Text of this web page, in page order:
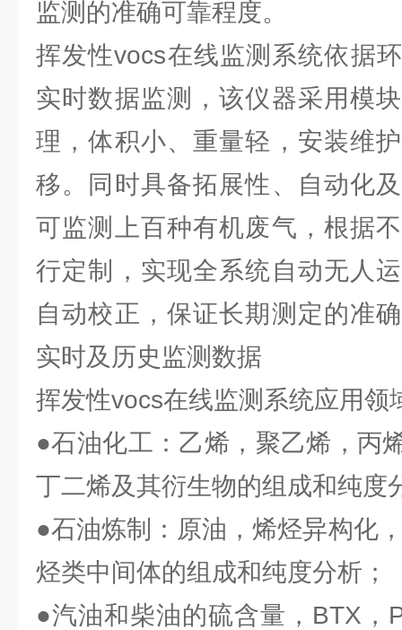
监测的准确可靠程度。
挥发性vocs在线监测系统依据
实时数据监测，该仪器采用模
理，体积小、重量轻，安装维
移。同时具备拓展性、自动化
可监测上百种有机废气，根据
行定制，实现全系统自动无人
自动校正，保证长期测定的准
实时及历史监测数据
挥发性vocs在线监测系统应用领
●石油化工：乙烯，聚乙烯，丙
丁二烯及其衍生物的组成和纯度
●石油炼制：原油，烯烃异构化
烃类中间体的组成和纯度分析；
●汽油和柴油的硫含量，BTX，